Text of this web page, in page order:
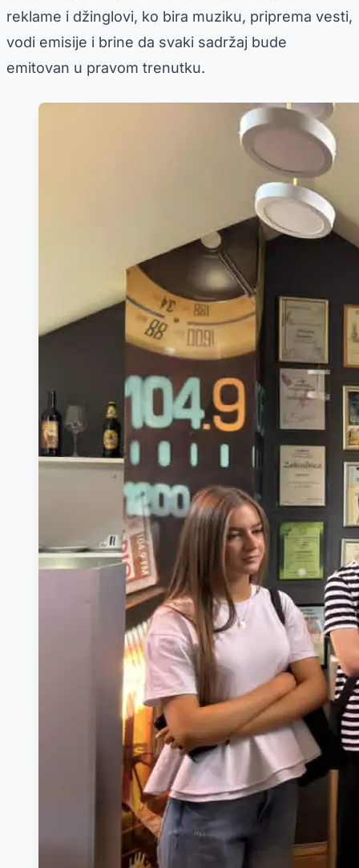
reklame i džinglovi, ko bira muziku, priprema vesti,
vodi emisije i brine da svaki sadržaj bude
emitovan u pravom trenutku.